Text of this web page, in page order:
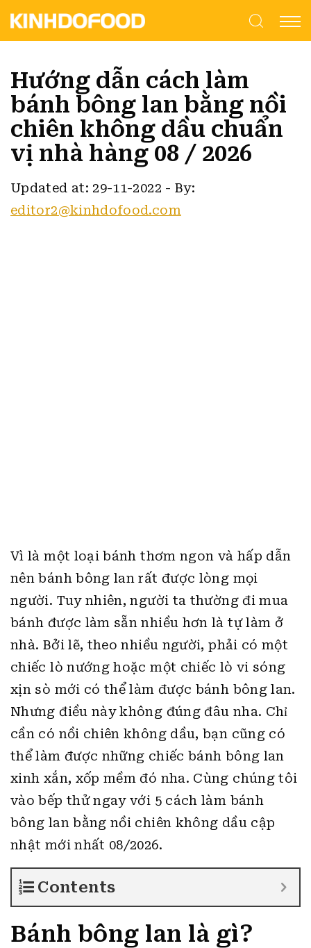
Hướng dẫn cách làm
bánh bông lan bằng nồi
chiên không dầu chuẩn
vị nhà hàng 08 / 2026
Updated at: 29-11-2022 -By:
editor2@kinhdofood.com
Vì là một loại bánh thơm ngon và hấp dẫn
nên bánh bông lan rất được lòng mọi
người. Tuy nhiên, người ta thường đi mua
bánh được làm sẵn nhiều hơn là tự làm ở
nhà. Bởi lẽ, theo nhiều người, phải có một
chiếc lò nướng hoặc một chiếc lò vi sóng
xịn sò mới có thể làm được bánh bông lan.
Nhưng điều này không đúng đâu nha. Chỉ
cần có nồi chiên không dầu, bạn cũng có
thể làm được những chiếc bánh bông lan
xinh xắn, xốp mềm đó nha. Cùng chúng tôi
vào bếp thử ngay với 5 cách làm bánh
bông lan bằng nồi chiên không dầu cập
nhật mới nhất 08/2026.
Contents
Bánh bông lan là gì?